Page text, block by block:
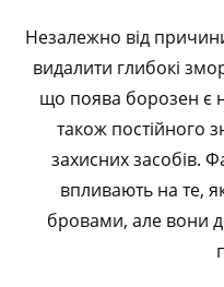
Незалежно від
видалити глибокі
що поява борозен є
також постійного
захисних засобів.
впливають на те,
бровами, але вони